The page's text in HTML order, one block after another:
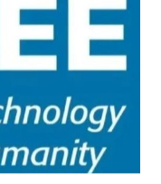
了联合实验室一年来
。 会议现场 联合实